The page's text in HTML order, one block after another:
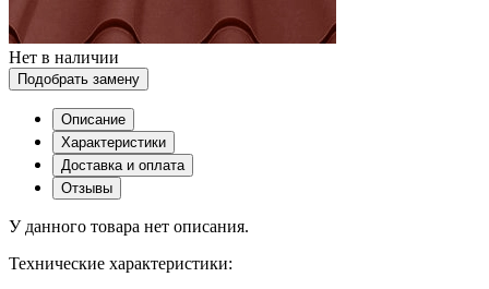
Нет в наличии
Подобрать замену
Описание
Характеристики
Доставка и оплата
Отзывы
У данного товара нет описания.
Технические характеристики: